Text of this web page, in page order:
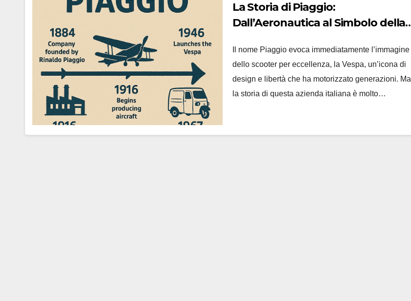
La Storia di Piaggio:
Dall’Aeronautica al Simbolo della
Il nome Piaggio evoca immediatamente l’immagine
dello scooter per eccellenza, la Vespa, un’icona di
design e libertà che ha motorizzato generazioni. Ma
la storia di questa azienda italiana è molto…